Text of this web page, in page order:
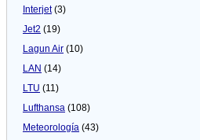
Interjet(3)
Jet2 (19)
Lagun Air (10)
LAN (14)
LTU (11)
Lufthansa (108)
Meteorologí­a (43)